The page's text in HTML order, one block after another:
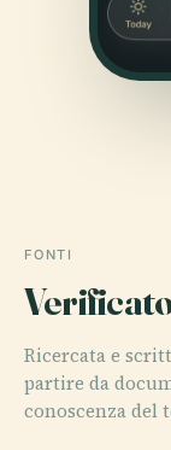
FONTI
Ricercata e
partire da
conoscenza del